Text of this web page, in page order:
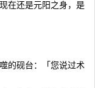
在还是元阳之身，是
的砚台：「您说过术